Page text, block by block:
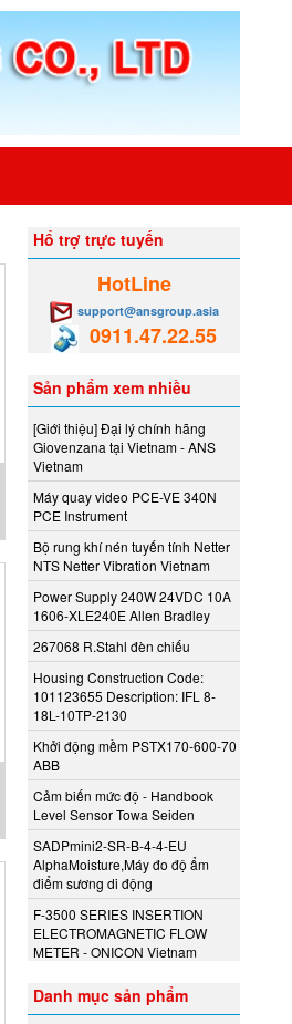
Hổ trợ trực tuyến
HotLine
support@ansgroup.asia
0911.47.22.55
Sản phẩm xem nhiều
[Giới thiệu] Đại lý chính hãng
Giovenzana tại Vietnam - ANS
Vietnam
Máy quay video PCE-VE 340N
PCE Instrument
Bộ rung khí nén tuyến tính Netter
NTS Netter Vibration Vietnam
Power Supply 240W 24VDC 10A
1606-XLE240E Allen Bradley
267068 R.Stahl đèn chiếu
Housing Construction Code:
101123655 Description: IFL 8-
18L-10TP-2130
Khởi động mềm PSTX170-600-70
ABB
Cảm biến mức độ - Handbook
Level Sensor Towa Seiden
SADPmini2-SR-B-4-4-EU
AlphaMoisture,Máy đo độ ẩm
điểm sương di động
F-3500 SERIES INSERTION
ELECTROMAGNETIC FLOW
METER - ONICON Vietnam
Danh mục sản phẩm